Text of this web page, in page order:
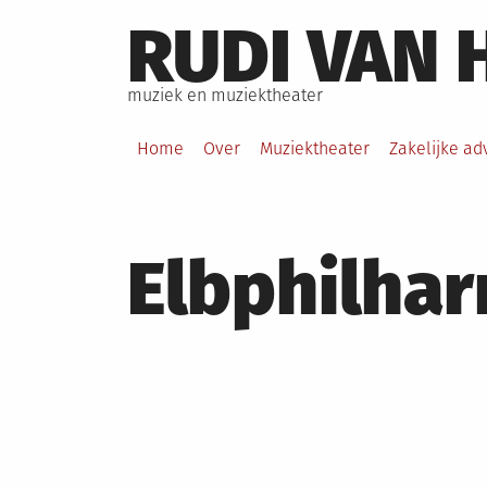
to
content
RUDI VAN
muziek en muziektheater
Home Over Muziektheater Zakelijke